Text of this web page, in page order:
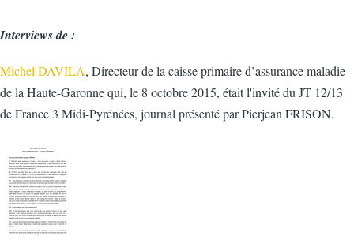
Interviews de :
Michel DAVILA, Directeur de la caisse primaire d’assurance maladie
de la Haute-Garonne qui, le 8 octobre 2015, était l'invité du JT 12/13
de France 3 Midi-Pyrénées, journal présenté par Pierjean FRISON.